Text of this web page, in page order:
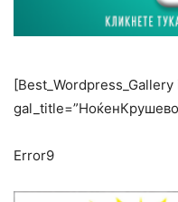
[Best_Wordpress_Gallery
Error9